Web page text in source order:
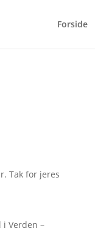
Forside
Tak for jeres
i Verden –